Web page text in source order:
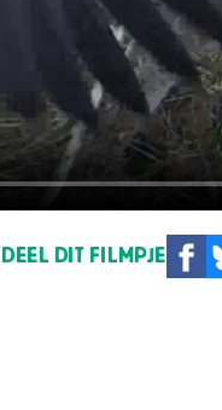
DEEL DIT FILMPJE